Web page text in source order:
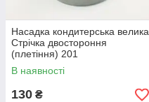
Насадка кондитерська велика
Стрічка двостороння
(плетіння) 201
В наявності
130 ₴